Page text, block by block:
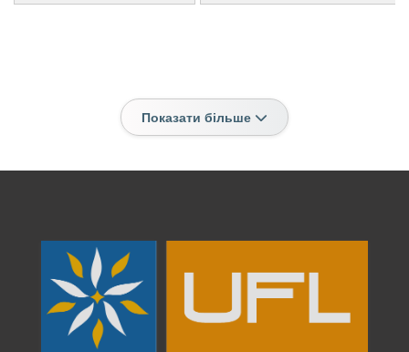
Показати більше